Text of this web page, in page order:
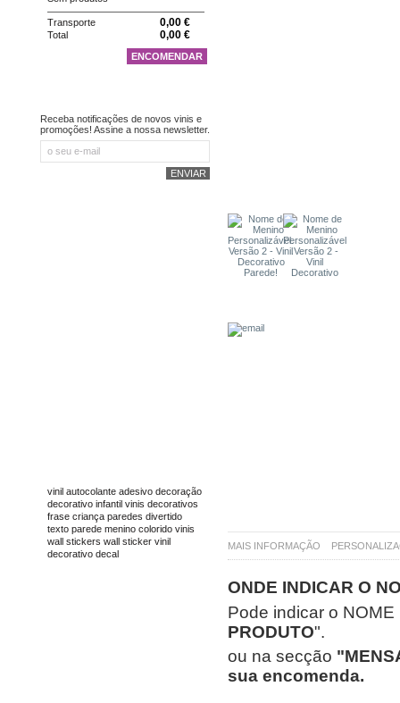
MAIS INFORMAÇÃO
ONDE INDICAR O
Pode indicar o NOME
PRODUTO".
ou na secção
sua encomenda.
Transporte 0,00 €
Total 0,00 €
ENCOMENDAR
Receba notificações de novos vinis e
promoções! Assine a nossa newsletter.
vinil autocolante adesivo decoração
decorativo infantil vinis decorativos
frase criança paredes divertido
texto parede menino colorido vinis
wall stickers wall sticker vinil
decorativo decal